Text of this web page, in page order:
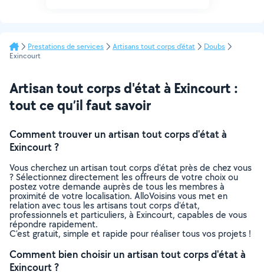
Prestations de services Artisans tout corps d'état
Doubs
Exincourt
Artisan tout corps d'état à Exincourt :
tout ce qu’il faut savoir
Comment trouver un artisan tout corps d'état à
Exincourt ?
Vous cherchez un artisan tout corps d'état près de chez vous
? Sélectionnez directement les offreurs de votre choix ou
postez votre demande auprès de tous les membres à
proximité de votre localisation. AlloVoisins vous met en
relation avec tous les artisans tout corps d'état,
professionnels et particuliers, à Exincourt, capables de vous
répondre rapidement.
C’est gratuit, simple et rapide pour réaliser tous vos projets !
Comment bien choisir un artisan tout corps d'état à
Exincourt ?